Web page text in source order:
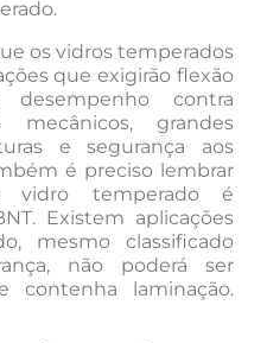
os vidros temperados
que exigirão flexão
contra
grandes
e segurança aos
é preciso lembrar
vidro temperado é
Existem aplicações
mesmo classificado
não poderá ser
contenha laminação.